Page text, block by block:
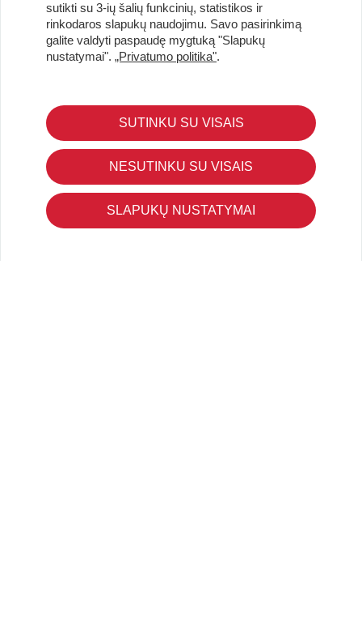
Užsisakykite naujienlaiškį ir pirmi gaukite geriausius
pasiūlymus!
KLIENTŲ APTARNAVIMAS
Pirkimo – pardavimo taisyklės
Pristatymas ir grąžinimas
Apmokėjimo būdai
Kokybės ir saugumo standartai
Privatumo taisyklės
sutikti su 3-ių šalių funkcinių, statistikos ir
rinkodaros slapukų naudojimu. Savo pasirinkimą
galite valdyti paspaudę mygtuką "Slapukų
nustatymai". „Privatumo politika".
SUTINKU SU VISAIS
NESUTINKU SU VISAIS
SLAPUKŲ NUSTATYMAI